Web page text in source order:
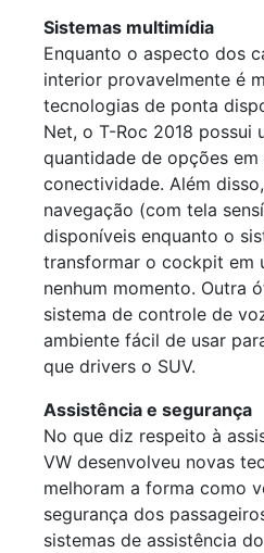
Sistemas multimídia
Enquanto o aspecto dos
interior provavelmente é
tecnologias de ponta
Net, o T-Roc 2018 possui
quantidade de opções em
conectividade. Além
navegação (com tela
disponíveis enquanto o
transformar o cockpit em
nenhum momento. Outra
sistema de controle de
ambiente fácil de usar
que drivers o SUV.
Assistência e segurança
No que diz respeito à
VW desenvolveu novas
melhoram a forma como
segurança dos
sistemas de assistência